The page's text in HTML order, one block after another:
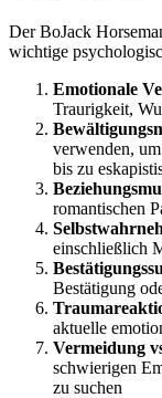
Der BoJack
wichtige
Emotionale
Traurigkeit,
verwenden,
bis zu
romantischen
einschließlich
Bestätigung
aktuelle
Vermeidung
schwierigen
zu suchen